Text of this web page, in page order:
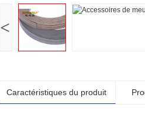
<
Caractéristiques du produit